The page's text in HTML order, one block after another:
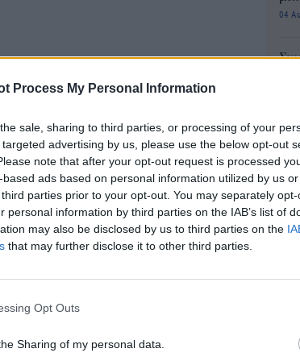
Process My Personal Information
sale, sharing to third parties, or processing of your
advertising by us, please use the below opt-out
note that after your opt-out request is processed
ads based on personal information utilized by us
parties prior to your opt-out. You may separately
personal information by third parties on the IAB’s list of
may also be disclosed by us to third parties on the
that may further disclose it to other third parties.
Opt Outs
Sharing of my personal data.
Pagonis, έμπειρος σύμβουλος
οικονομικές συμβουλές στον
ως ενάγων στην υπόθεση.
04
04
e-
04